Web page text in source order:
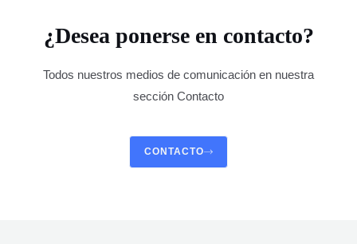
¿Desea ponerse en contacto?
Todos nuestros medios de comunicación en nuestra
sección Contacto
CONTACTO